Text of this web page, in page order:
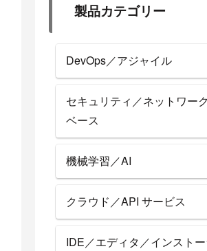
製品カテゴリー
DevOps／アジャイル
セキュリティ／ネットワー
ベース
機械学習／AI
クラウド／API サービス
IDE／エディタ／インスト